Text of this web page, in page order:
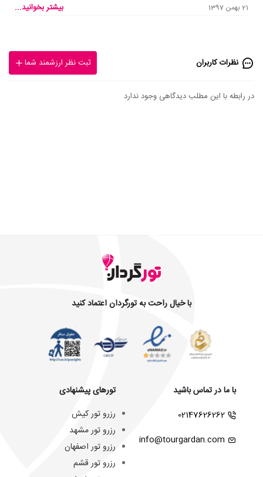
21 بهمن 1397 بیشتر بخوانید...
نظرات کاربران ثبت نظر ارزشمند شما
در رابطه با این مطلب دیدگاهی وجود ندارد
با خیال راحت به تورگردان اعتماد کنید
با ما در تماس باشید
02147626262
info@tourgardan.com
تورهای پیشنهادی
رزرو تور کیش
رزرو تور مشهد
رزرو تور اصفهان
رزرو تور قشم